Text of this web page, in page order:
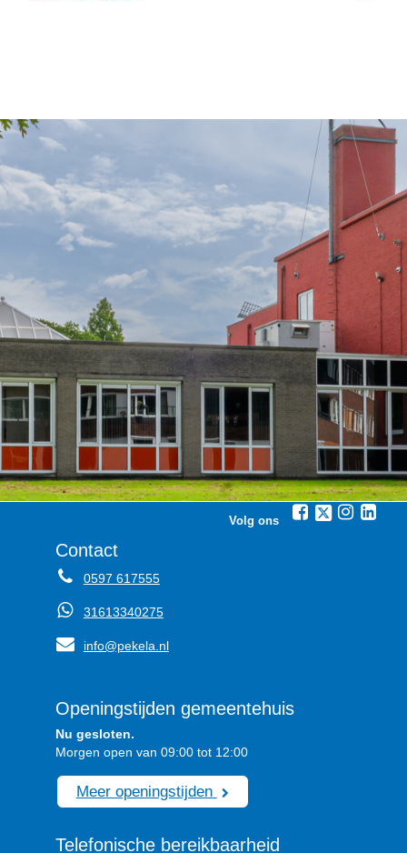
Volg ons
Contact
0597 617555
31613340275
info@pekela.nl
Openingstijden gemeentehuis
Nu gesloten.
Morgen open van 09:00 tot 12:00
Meer openingstijden
Telefonische bereikbaarheid